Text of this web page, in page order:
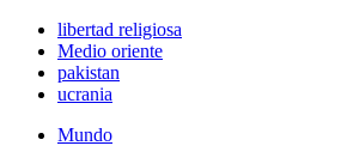
libertad religiosa
Medio oriente
pakistan
ucrania
Mundo